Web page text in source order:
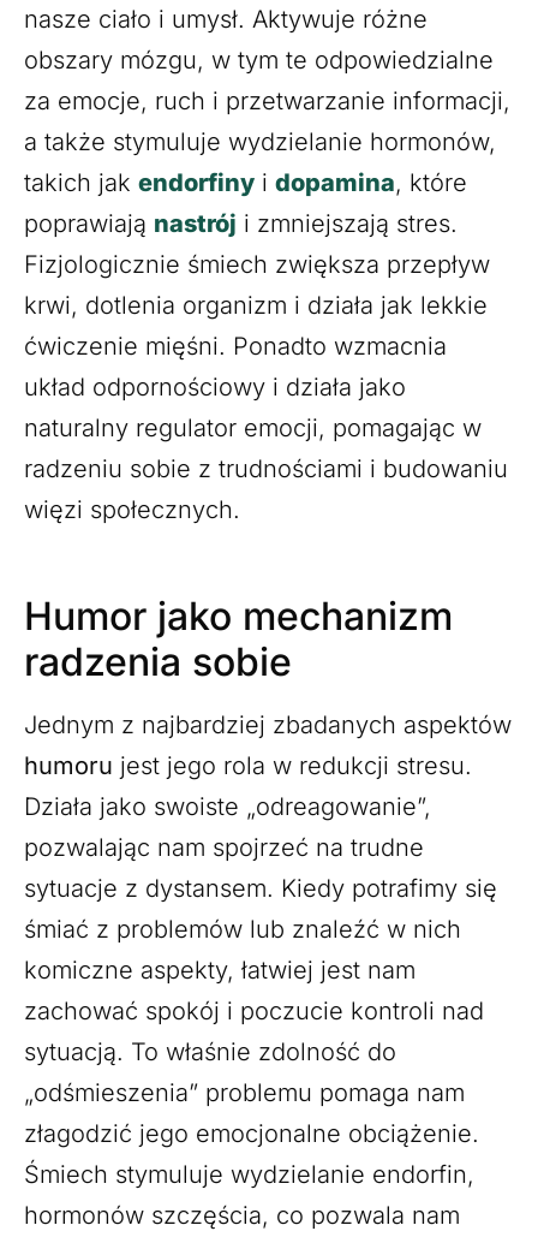
nasze ciało i umysł. Aktywuje różne
obszary mózgu, w tym te odpowiedzialne
za emocje, ruch i przetwarzanie informacji,
a także stymuluje wydzielanie hormonów,
takich jak endorfiny i dopamina, które
poprawiają nastrój i zmniejszają stres.
Fizjologicznie śmiech zwiększa przepływ
krwi, dotlenia organizm i działa jak lekkie
ćwiczenie mięśni. Ponadto wzmacnia
układ odpornościowy i działa jako
naturalny regulator emocji, pomagając w
radzeniu sobie z trudnościami i budowaniu
więzi społecznych.
Humor jako mechanizm
radzenia sobie
Jednym z najbardziej zbadanych aspektów
humoru jest jego rola w redukcji stresu.
Działa jako swoiste „odreagowanie”,
pozwalając nam spojrzeć na trudne
sytuacje z dystansem. Kiedy potrafimy się
śmiać z problemów lub znaleźć w nich
komiczne aspekty, łatwiej jest nam
zachować spokój i poczucie kontroli nad
sytuacją. To właśnie zdolność do
„odśmieszenia” problemu pomaga nam
złagodzić jego emocjonalne obciążenie.
Śmiech stymuluje wydzielanie endorfin,
hormonów szczęścia, co pozwala nam